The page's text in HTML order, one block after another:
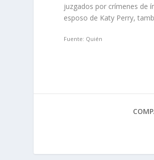
juzgados por crímenes de
esposo de Katy Perry,
Fuente: Quién